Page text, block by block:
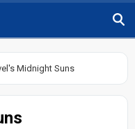
Midnight Suns